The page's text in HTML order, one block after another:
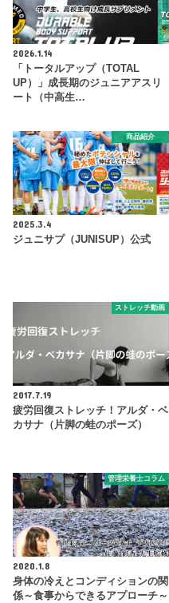
2026.1.14
「トータルアップ（TOTAL
UP）」成長期のジュニアアスリ
ート（中高生…
商品紹介
2025.3.4
ジュニサプ（JUNISUP）公式
ストレッチ動画
2017.7.19
疲労回復ストレッチ！アルダ・ベ
カサナ（片脚の蛙のポーズ）
管理栄養士コラム
2020.1.8
身体の冷えとコンディションの関
係～食事からできるアプローチ～